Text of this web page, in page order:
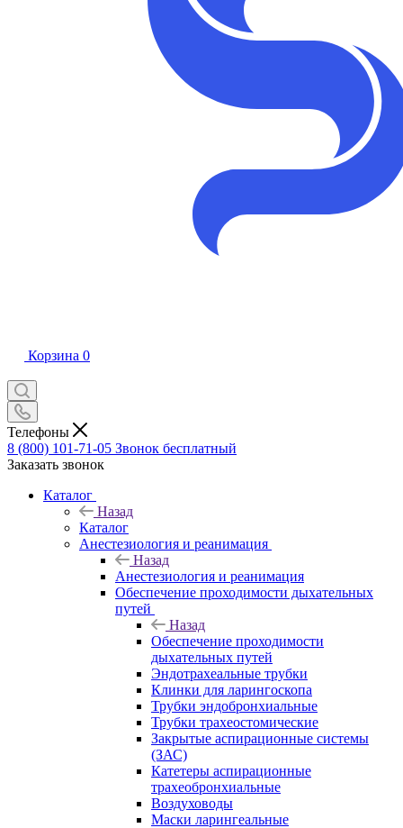
Корзина 0
Телефоны
8 (800) 101-71-05 Звонок бесплатный
Заказать звонок
Каталог
Назад
Каталог
Анестезиология и реанимация
Назад
Анестезиология и реанимация
Обеспечение проходимости дыхательных
путей
Назад
Обеспечение проходимости
дыхательных путей
Эндотрахеальные трубки
Клинки для ларингоскопа
Трубки эндобронхиальные
Трубки трахеостомические
Закрытые аспирационные системы
(ЗАС)
Катетеры аспирационные
трахеобронхиальные
Воздуховоды
Маски ларингеальные